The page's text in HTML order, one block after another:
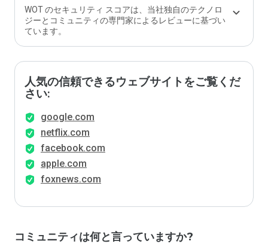
WOT のセキュリティ スコアは、当社独自のテクノロ
ジーとコミュニティの専門家によるレビューに基づい
ています。
人気の信頼できるウェブサイトをご覧くだ
さい:
google.com
netflix.com
facebook.com
apple.com
foxnews.com
コミュニティは何と言っていますか?